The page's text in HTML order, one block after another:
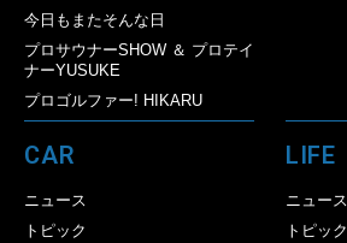
今日もまたそんな日
プロサウナーSHOW ＆ プロテイ
ナーYUSUKE
プロゴルファー! HIKARU
CAR
ニュース
トピック
LIFE
ニュース
トピック